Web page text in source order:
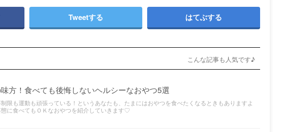
Tweetする はてぶする
こんな記事も人気です♪
方！食べても後悔しないヘルシーなおやつ5選
限も運動も頑張っている！というあなたも、たまにはおやつを食べたくなるときもありますよ
に食べてもＯＫなおやつを紹介していきます♡